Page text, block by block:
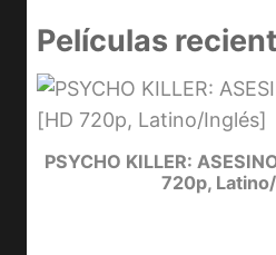
Películas
PSYCHO KILLER:
720p,